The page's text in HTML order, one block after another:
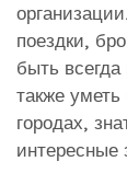
поездки,
быть
также
городах,
интересные